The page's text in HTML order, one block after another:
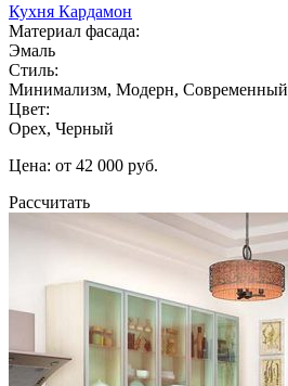
Кухня Кардамон
Материал фасада:
Эмаль
Стиль:
Минимализм, Модерн, Современный
Цвет:
Орех, Черный
Цена: от 42 000 руб.
Рассчитать